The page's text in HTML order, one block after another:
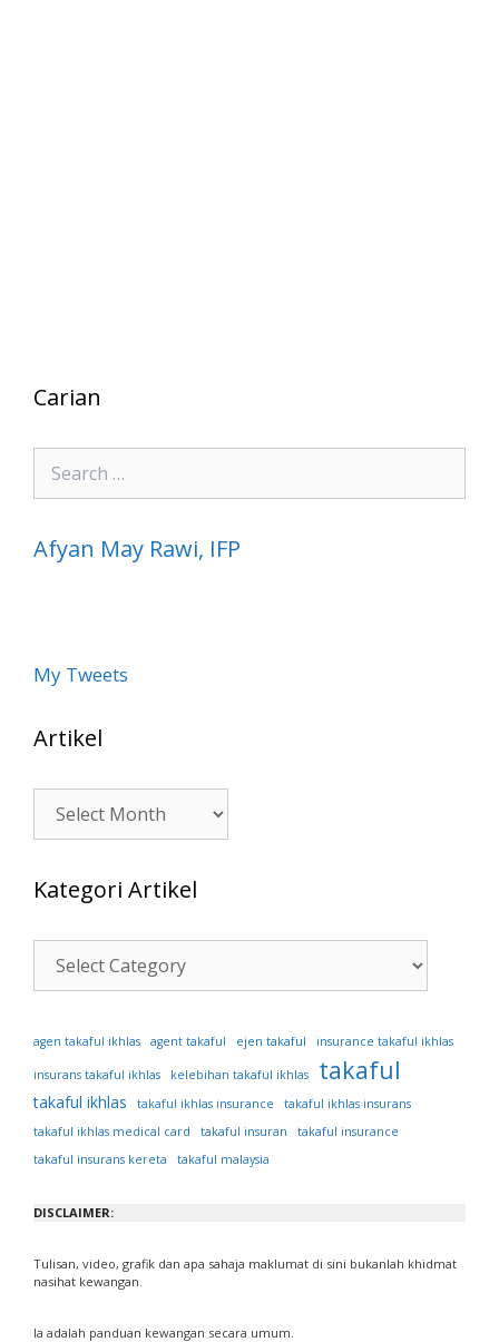
Carian
Search
for:
Afyan May Rawi, IFP
My Tweets
Artikel
Artikel
Kategori Artikel
Kategori
Artikel
agen takaful ikhlas agent takaful ejen takaful insurance takaful ikhlas
insurans takaful ikhlas kelebihan takaful ikhlas takaful
takaful ikhlas takaful ikhlas insurance
takaful ikhlas insurans
takaful ikhlas medical card
takaful insuran
takaful insurance
takaful insurans kereta
takaful malaysia
DISCLAIMER:
Tulisan, video, grafik dan apa sahaja maklumat di sini bukanlah khidmat
nasihat kewangan.
Ia adalah panduan kewangan secara umum.